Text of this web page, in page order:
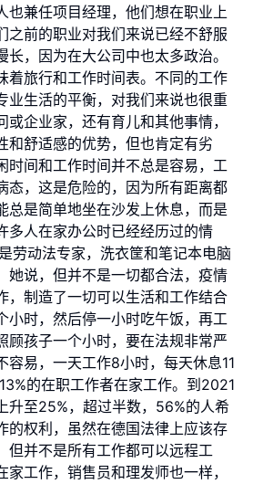
也兼任项目经理，他们想在职业上
之前的职业对我们来说已经不舒服
长，因为在大公司中也太多政治。
着旅行和工作时间表。不同的工作
业生活的平衡，对我们来说也很重
企业家，还有育儿和其他事情，
和舒适感的优势，但也肯定有劣
时间和工作时间并不总是容易，工
态，这是危险的，因为所有距离都
总是简单地坐在沙发上休息，而是
多人在家办公时已经经历过的情
劳动法专家，洗衣筐和笔记本电脑
她说，但并不是一切都合法，疫情
，制造了一切可以生活和工作结合
小时，然后停一小时吃午饭，再工
顾孩子一个小时，要在法规非常严
容易，一天工作8小时，每天休息11
的在职工作者在家工作。到2021
升至25%，超过半数，56%的人希
的权利，虽然在德国法律上应该存
但并不是所有工作都可以远程工
工作，销售员和理发师也一样，